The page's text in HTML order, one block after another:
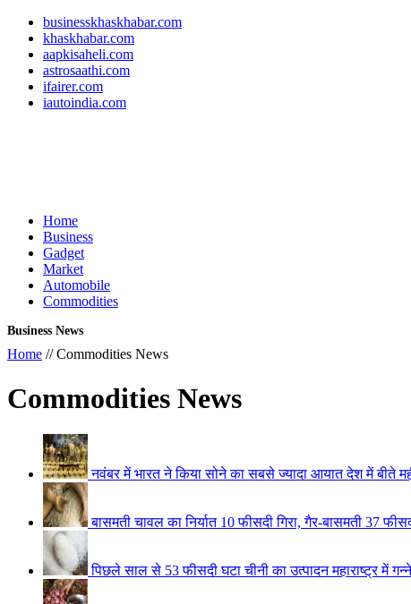
businesskhaskhabar.com
khaskhabar.com
aapkisaheli.com
astrosaathi.com
ifairer.com
iautoindia.com
Home
Business
Gadget
Market
Automobile
Commodities
Business News
Home // Commodities News
Commodities News
नवंबर में भारत ने किया सोने का सबसे ज्यादा आयात देश में बीते
बासमती चावल का निर्यात 10 फीसदी गिरा, गैर-बासमती 37
पिछले साल से 53 फीसदी घटा चीनी का उत्पादन महाराष्ट्र में